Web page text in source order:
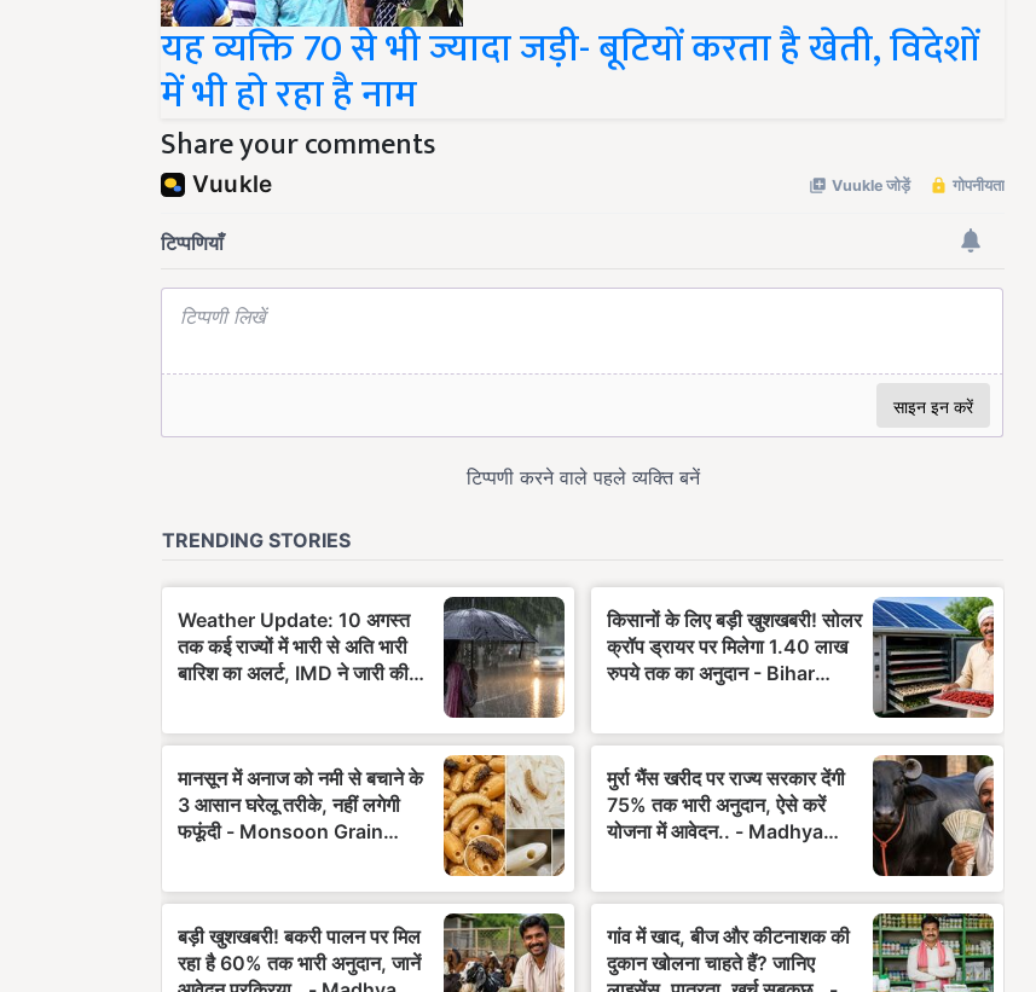
यह व्यक्ति 70 से भी ज्यादा जड़ी- बूटियों करता है खेती, विदेशों
में भी हो रहा है नाम
Share your comments